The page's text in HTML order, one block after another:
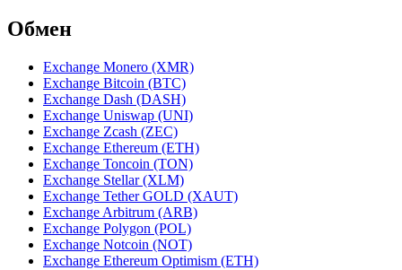
Обмен
Exchange Monero (XMR)
Exchange Bitcoin (BTC)
Exchange Dash (DASH)
Exchange Uniswap (UNI)
Exchange Zcash (ZEC)
Exchange Ethereum (ETH)
Exchange Toncoin (TON)
Exchange Stellar (XLM)
Exchange Tether GOLD (XAUT)
Exchange Arbitrum (ARB)
Exchange Polygon (POL)
Exchange Notcoin (NOT)
Exchange Ethereum Optimism (ETH)